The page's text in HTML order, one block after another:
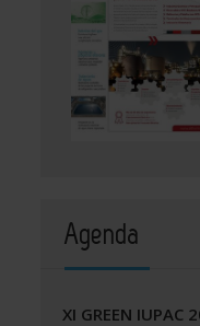
Agenda
XI GREEN IUPAC